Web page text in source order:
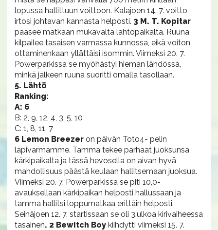
lopussa hallittuun voittoon. Kalajoen 14. 7. voitto
irtosi johtavan kannasta helposti. 3 M. T. Kopitar
pääsee matkaan mukavalta lähtöpaikalta. Ruuna
kilpailee tasaisen varmassa kunnossa, eikä voiton
ottaminenkaan yllättäisi isommin. Viimeksi 20. 7.
Powerparkissa se myöhästyi hieman lähdössä,
minkä jälkeen ruuna suoritti omalla tasollaan.
5. Lähtö
Ranking:
A: 6
B: 2, 9, 12, 4, 3, 5, 10
C: 1, 8, 11, 7
6 Lemon Breezer on päivän Toto4- pelin
läpivarmamme. Tamma tekee parhaat juoksunsa
kärkipaikalta ja tässä hevosella on aivan hyvä
mahdollisuus päästä keulaan hallitsemaan juoksua.
Viimeksi 20. 7. Powerparkissa se piti 10,0-
avauksellaan kärkipaikan helposti hallussaan ja
tamma hallitsi loppumatkaa erittäin helposti.
Seinäjoen 12. 7. startissaan se oli 3.ulkoa kirivaiheessa
tasainen. 2 Bewitch Boy kiihdytti viimeksi 15. 7.